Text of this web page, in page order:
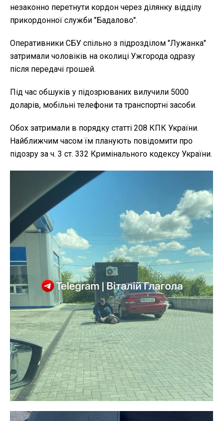
незаконно перетнути кордон через ділянку відділу
прикордонної служби "Бадалово".
Оперативники СБУ спільно з підрозділом "Лужанка"
затримали чоловіків на околиці Ужгорода одразу
після передачі грошей.
Під час обшуків у підозрюваних вилучили 5000
доларів, мобільні телефони та транспортні засоби.
Обох затримали в порядку статті 208 КПК України.
Найближчим часом їм планують повідомити про
підозру за ч. 3 ст. 332 Кримінального кодексу України.